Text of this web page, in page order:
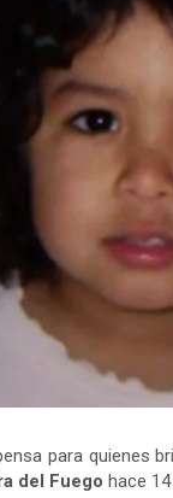
para quienes
del Fuego hace